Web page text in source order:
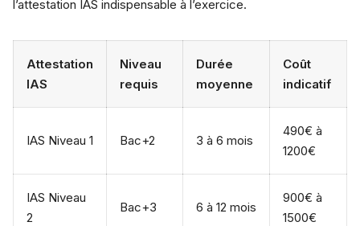
l’attestation IAS indispensable à l’exercice.
Attestation
IAS
Niveau
requis
Durée
moyenne
Coût
indicatif
IAS Niveau 1 Bac+2 3 à 6 mois
490€ à
1200€
IAS Niveau
2
Bac+3 6 à 12 mois
900€ à
1500€